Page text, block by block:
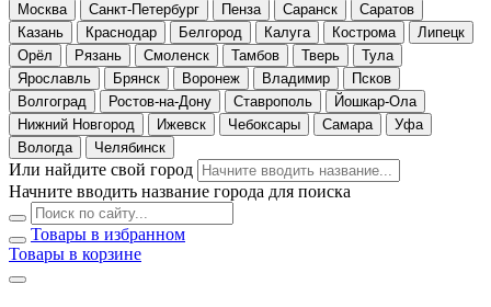
Москва Санкт-Петербург Пенза Саранск
Саратов
Казань
Краснодар Белгород Калуга Кострома
Липецк
Орёл
Рязань Смоленск Тамбов Тверь
Тула
Ярославль
Брянск Воронеж Владимир
Псков
Волгоград
Ростов-на-Дону Ставрополь
Йошкар-Ола
Нижний Новгород
Ижевск Чебоксары Самара
Уфа
Вологда
Челябинск
Или найдите свой город
Начните вводить название города для поиска
Товары в избранном
Товары в корзине